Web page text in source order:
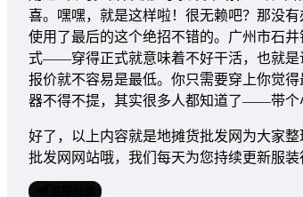
喜。嘿嘿，就是这样啦！很无赖吧？那没
使用了最后的这个绝招不错的。广州市石
式――穿得正式就意味着不好干活，也就是
报价就不容易是最低。你只需要穿上你觉
器不得不提，其实很多人都知道了――带个
好了，以上内容就是地摊货批发网为大家
批发网网站哦，我们每天为您持续更新服装